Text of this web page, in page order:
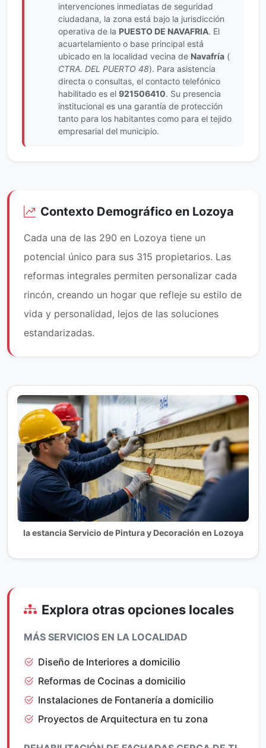
intervenciones inmediatas de seguridad
ciudadana, la zona está bajo la jurisdicción
operativa de la PUESTO DE NAVAFRIA. El
acuartelamiento o base principal está
ubicado en la localidad vecina de Navafría (
CTRA. DEL PUERTO 48). Para asistencia
directa o consultas, el contacto telefónico
habilitado es el 921506410. Su presencia
institucional es una garantía de protección
tanto para los habitantes como para el tejido
empresarial del municipio.
Contexto Demográfico en Lozoya
Cada una de las 290 en Lozoya tiene un
potencial único para sus 315 propietarios. Las
reformas integrales permiten personalizar cada
rincón, creando un hogar que refleje su estilo de
vida y personalidad, lejos de las soluciones
estandarizadas.
la estancia Servicio de Pintura y Decoración en Lozoya
Explora otras opciones locales
MÁS SERVICIOS EN LA LOCALIDAD
Diseño de Interiores a domicilio
Reformas de Cocinas a domicilio
Instalaciones de Fontanería a domicilio
Proyectos de Arquitectura en tu zona